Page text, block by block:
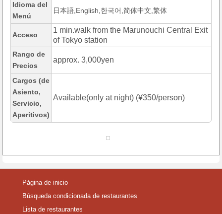
Idioma del
Menú
日本語,English,한국어,简体中文,繁体
Acceso
1 min.walk from the Marunouchi Central Exit
of Tokyo station
Rango de
Precios
approx. 3,000yen
Cargos (de
Asiento,
Servicio,
Aperitivos)
Available(only at night) (¥350/person)
Página de inicio
Búsqueda condicionada de restaurantes
Lista de restaurantes